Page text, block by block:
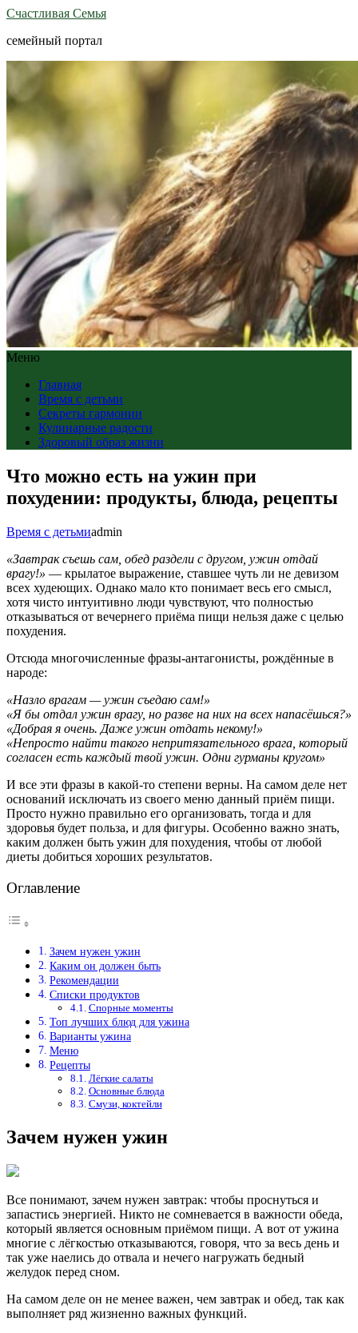
Счастливая Семья
семейный портал
Меню
Главная
Время с детьми
Секреты гармонии
Кулинарные радости
Здоровый образ жизни
Что можно есть на ужин при
похудении: продукты, блюда, рецепты
Время с детьмиadmin
«Завтрак съешь сам, обед раздели с другом, ужин отдай
врагу!» — крылатое выражение, ставшее чуть ли не девизом
всех худеющих. Однако мало кто понимает весь его смысл,
хотя чисто интуитивно люди чувствуют, что полностью
отказываться от вечернего приёма пищи нельзя даже с целью
похудения.
Отсюда многочисленные фразы-антагонисты, рождённые в
народе:
«Назло врагам — ужин съедаю сам!»
«Я бы отдал ужин врагу, но разве на них на всех напасёшься?»
«Добрая я очень. Даже ужин отдать некому!»
«Непросто найти такого непритязательного врага, который
согласен есть каждый твой ужин. Одни гурманы кругом»
И все эти фразы в какой-то степени верны. На самом деле нет
оснований исключать из своего меню данный приём пищи.
Просто нужно правильно его организовать, тогда и для
здоровья будет польза, и для фигуры. Особенно важно знать,
каким должен быть ужин для похудения, чтобы от любой
диеты добиться хороших результатов.
Оглавление
Зачем нужен ужин
Каким он должен быть
Рекомендации
Списки продуктов
Спорные моменты
Топ лучших блюд для ужина
Варианты ужина
Меню
Рецепты
Лёгкие салаты
Основные блюда
Смузи, коктейли
Зачем нужен ужин
Все понимают, зачем нужен завтрак: чтобы проснуться и
запастись энергией. Никто не сомневается в важности обеда,
который является основным приёмом пищи. А вот от ужина
многие с лёгкостью отказываются, говоря, что за весь день и
так уже наелись до отвала и нечего нагружать бедный
желудок перед сном.
На самом деле он не менее важен, чем завтрак и обед, так как
выполняет ряд жизненно важных функций.